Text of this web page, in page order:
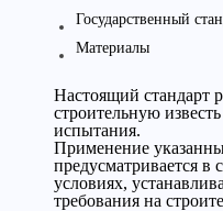
Государственный
Материалы
Настоящий стандарт
строительную
испытания.
Применение
предусматривается в
условиях,
требования на